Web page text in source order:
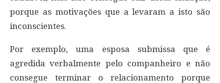
porque as motivações que a levaram a isto são
inconscientes.
Por exemplo, uma esposa submissa que é
agredida verbalmente pelo companheiro e não
consegue terminar o relacionamento porque